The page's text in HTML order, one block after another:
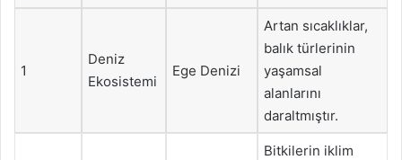
1
Deniz
Ekosistemi
Ege Denizi
Artan sıcaklıklar,
balık türlerinin
yaşamsal
alanlarını
daraltmıştır.
Bitkilerin iklim